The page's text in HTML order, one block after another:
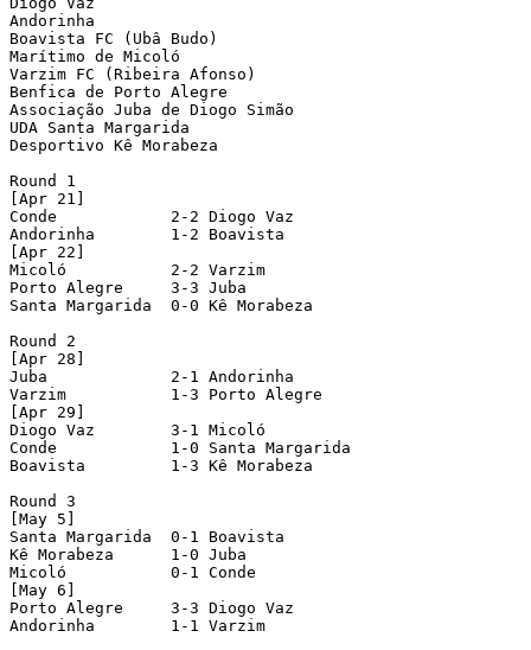
Andorinha
Boavista FC (Ubâ Budo)
Marítimo de Micoló
Varzim FC (Ribeira Afonso)
Benfica de Porto Alegre
Associação Juba de Diogo Simão
UDA Santa Margarida
Desportivo Kê Morabeza
Round 1
[Apr 21]
Conde            2-2 Diogo Vaz
Andorinha        1-2 Boavista
[Apr 22]
Micoló           2-2 Varzim
Porto Alegre     3-3 Juba
Santa Margarida  0-0 Kê Morabeza
Round 2
[Apr 28]
Juba             2-1 Andorinha
Varzim           1-3 Porto Alegre
[Apr 29]
Diogo Vaz        3-1 Micoló
Conde            1-0 Santa Margarida
Boavista         1-3 Kê Morabeza
Round 3
[May 5]
Santa Margarida  0-1 Boavista
Kê Morabeza      1-0 Juba
Micoló           0-1 Conde
[May 6]
Porto Alegre     3-3 Diogo Vaz
Andorinha        1-1 Varzim